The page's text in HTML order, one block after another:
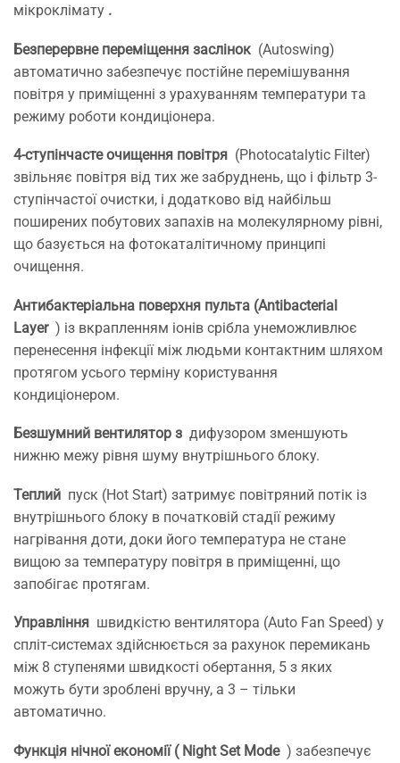
мікроклімату .
Безперервне переміщення заслінок (Autoswing)
автоматично забезпечує постійне перемішування
повітря у приміщенні з урахуванням температури та
режиму роботи кондиціонера.
4-ступінчасте очищення повітря (Photocatalytic Filter)
звільняє повітря від тих же забруднень, що і фільтр 3-
ступінчастої очистки, і додатково від найбільш
поширених побутових запахів на молекулярному рівні,
що базується на фотокаталітичному принципі
очищення.
Антибактеріальна поверхня пульта (Antibacterial
Layer) із вкрапленням іонів срібла унеможливлює
перенесення інфекції між людьми контактним шляхом
протягом усього терміну користування
кондиціонером.
Безшумний вентилятор з дифузором зменшують
нижню межу рівня шуму внутрішнього блоку.
Теплий пуск (Hot Start) затримує повітряний потік із
внутрішнього блоку в початковій стадії режиму
нагрівання доти, доки його температура не стане
вищою за температуру повітря в приміщенні, що
запобігає протягам.
Управління швидкістю вентилятора (Auto Fan Speed) у
спліт-системах здійснюється за рахунок перемикань
між 8 ступенями швидкості обертання, 5 з яких
можуть бути зроблені вручну, а 3 – тільки
автоматично.
Функція нічної економії ( Night Set Mode) забезпечує